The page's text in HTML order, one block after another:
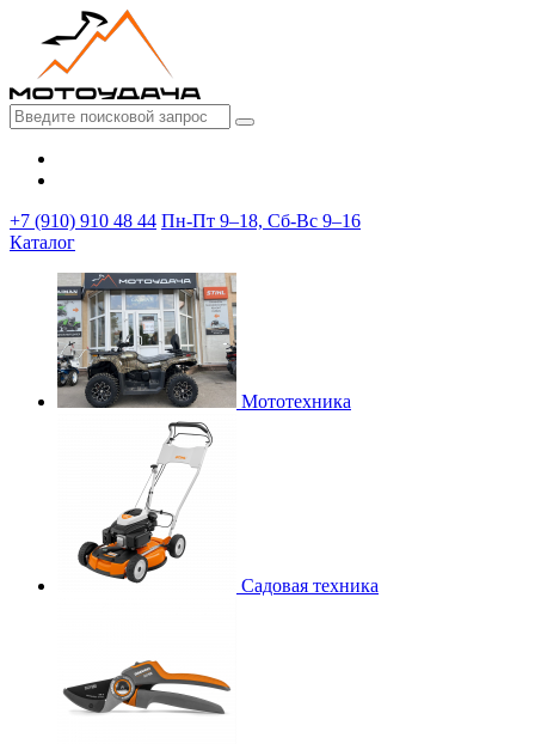
+7 (910) 910 48 44 Пн-Пт 9–18, Сб-Вс 9–16
Каталог
Мототехника
Садовая техника